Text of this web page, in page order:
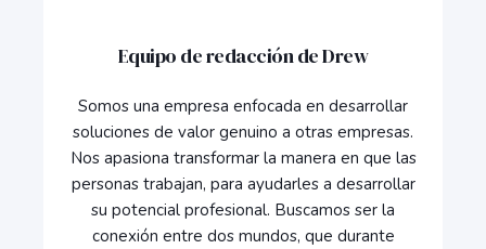
Equipo de redacción de Drew
Somos una empresa enfocada en desarrollar
soluciones de valor genuino a otras empresas.
Nos apasiona transformar la manera en que las
personas trabajan, para ayudarles a desarrollar
su potencial profesional. Buscamos ser la
conexión entre dos mundos, que durante